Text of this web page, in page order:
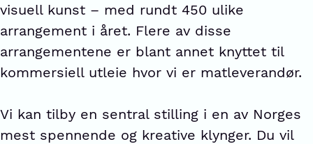
visuell kunst – med rundt 450 ulike
arrangement i året. Flere av disse
arrangementene er blant annet knyttet til
kommersiell utleie hvor vi er matleverandør.
Vi kan tilby en sentral stilling i en av Norges
mest spennende og kreative klynger. Du vil